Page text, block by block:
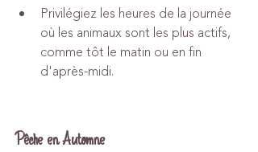
Privilégiez les heures de la journée
où les animaux sont les plus actifs,
comme tôt le matin ou en fin
d'après-midi.
Pêche en Automne